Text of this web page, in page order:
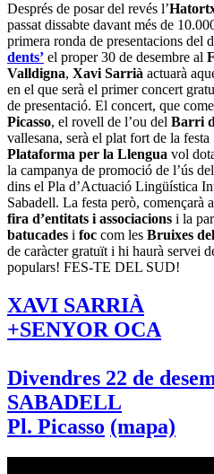
Després de posar del revés l’
passat dissabte davant més de
primera ronda de presentacions del
dents’ el proper 30 de desembre al
Valldigna, Xavi Sarrià actuarà
en el que serà el primer concert
de presentació. El concert, que
Picasso, el rovell de l’ou del Barri
vallesana, serà el plat fort de la festa
Plataforma per la Llengua vol
la campanya de promoció de l’ús
dins el Pla d’Actuació Lingüística
Sabadell. La festa però, començarà
fira d’entitats i associacions i la
batucades i foc com les Bruixes
de caràcter gratuït i hi haurà servei
populars! FES-TE DEL SUD!
XAVI SARRIÀ
+SENYOR OCA
Divendres 22 de
SABADELL
Pl. Picasso (mapa)